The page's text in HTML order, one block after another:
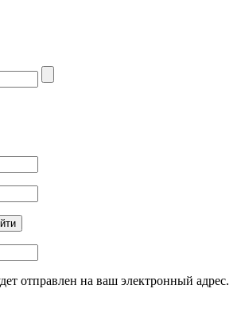
отправлен на ваш электронный адрес.